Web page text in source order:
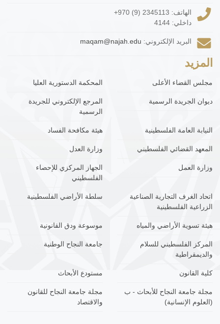
الهاتف: +970 (9) 2345113
داخلي: 4144
البريد الإلكتروني: maqam@najah.edu
المزيد
مجلس القضاء الأعلى المحكمة الدستورية العليا
ديوان الجريدة الرسمية
المرجع الإلكتروني للجريدة
الرسمية
النيابة العامة الفلسطينية هيئة مكافحة الفساد
المعهد القضائي الفلسطيني وزارة العدل
وزارة العمل
الجهاز المركزي للإحصاء
الفلسطيني
اتحاد الغرف التجارية الصناعية
الزراعية الفلسطينية
سلطة الأراضي الفلسطينية
هيئة تسوية الأراضي والمياه موسوعة ودق القانونية
المركز الفلسطيني للسلام
والديمقراطية
جامعة النجاح الوطنية
كلية القانون مستودع الأبحاث
مجلة جامعة النجاح للأبحاث - ب
(العلوم الإنسانية)
مجلة جامعة النجاح للقانون
والاقتصاد